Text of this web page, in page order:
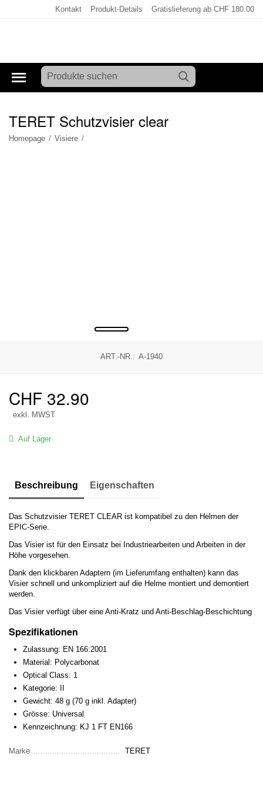
Kontakt Produkt-Details Gratislieferung ab CHF 180.00
TERET Schutzvisier clear
Homepage / Visiere /
ART.-NR.: A-1940
CHF 32.90
exkl. MWST
Auf Lager
Beschreibung Eigenschaften
Das Schutzvisier TERET CLEAR ist kompatibel zu den Helmen der
EPIC-Serie.
Das Visier ist für den Einsatz bei Industriearbeiten und Arbeiten in der
Höhe vorgesehen.
Dank den klickbaren Adaptern (im Lieferumfang enthalten) kann das
Visier schnell und unkompliziert auf die Helme montiert und demontiert
werden.
Das Visier verfügt über eine Anti-Kratz und Anti-Beschlag-Beschichtung
Spezifikationen
Zulassung: EN 166:2001
Material: Polycarbonat
Optical Class: 1
Kategorie: II
Gewicht: 48 g (70 g inkl. Adapter)
Grösse: Universal
Kennzeichnung: KJ 1 FT EN166
Marke TERET